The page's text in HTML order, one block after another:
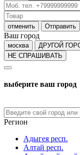
отменить Отправить
Ваш город
москва ДРУГОЙ
НЕ СПРАШИВАТЬ
выберите ваш город
Регион
Адыгея респ.
Алтай респ.